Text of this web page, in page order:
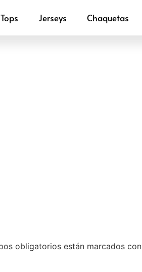
Tops Jerseys Chaquetas
obligatorios están marcados con